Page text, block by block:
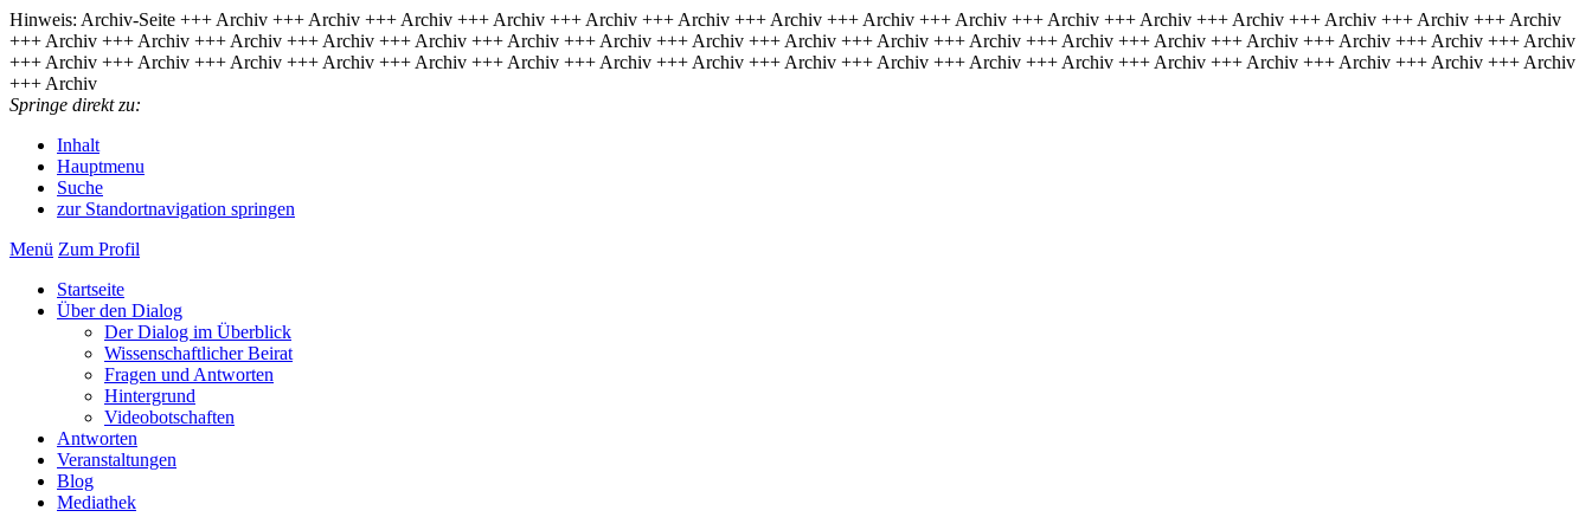
Hinweis: Archiv-Seite +++ Archiv +++ Archiv +++ Archiv +++ Archiv +++ Archiv +++ Archiv +++ Archiv +++ Archiv +++ Archiv +++ Archiv +++ Archiv +++ Archiv +++ Archiv +++ Archiv +++ Archiv
+++ Archiv +++ Archiv +++ Archiv +++ Archiv +++ Archiv +++ Archiv +++ Archiv +++ Archiv +++ Archiv +++ Archiv +++ Archiv +++ Archiv +++ Archiv +++ Archiv +++ Archiv +++ Archiv +++ Archiv
+++ Archiv +++ Archiv +++ Archiv +++ Archiv +++ Archiv +++ Archiv +++ Archiv +++ Archiv +++ Archiv +++ Archiv +++ Archiv +++ Archiv +++ Archiv +++ Archiv +++ Archiv +++ Archiv +++ Archiv
+++ Archiv
Springe direkt zu:
Inhalt
Hauptmenu
Suche
zur Standortnavigation springen
Menü Zum Pro­fil
Start­sei­te
Über den Dia­log
Der Dia­log im Über­blick
Wis­sen­schaft­li­cher Bei­rat
Fra­gen und Ant­wor­ten
Hin­ter­grund
Vi­deo­bot­schaf­ten
Antworten
Veranstaltungen
Blog
Mediathek